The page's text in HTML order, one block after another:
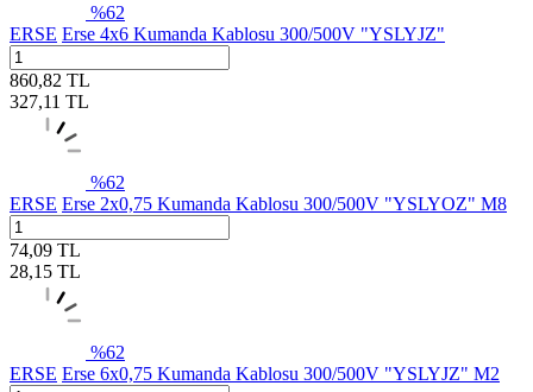
%62
ERSE Erse 4x6 Kumanda Kablosu 300/500V "YSLYJZ"
860,82 TL
327,11 TL
%62
ERSE Erse 2x0,75 Kumanda Kablosu 300/500V "YSLYOZ" M8
74,09 TL
28,15 TL
%62
ERSE Erse 6x0,75 Kumanda Kablosu 300/500V "YSLYJZ" M2